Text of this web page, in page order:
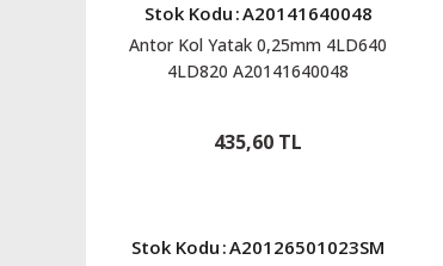
Stok Kodu :A20141640048
Antor Kol Yatak 0,25mm 4LD640
4LD820 A20141640048
435,60 TL
Stok Kodu :A20126501023SM